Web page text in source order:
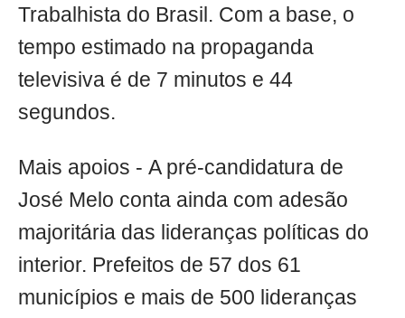
Trabalhista do Brasil. Com a base, o
tempo estimado na propaganda
televisiva é de 7 minutos e 44
segundos.
Mais apoios - A pré-candidatura de
José Melo conta ainda com adesão
majoritária das lideranças políticas do
interior. Prefeitos de 57 dos 61
municípios e mais de 500 lideranças